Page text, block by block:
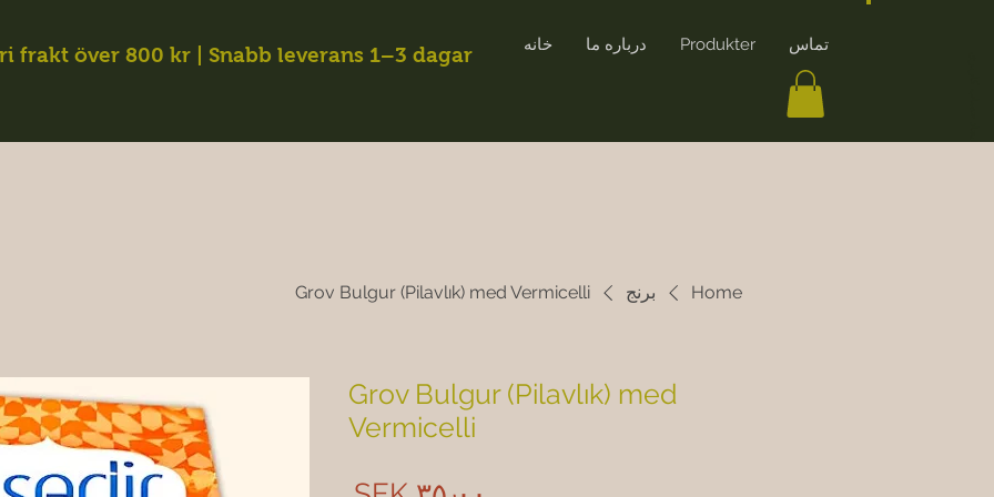
frakt över 800 kr | Snabb leverans 1–3 dagar خانه درباره ما Produkter تماس
Home برنج Grov Bulgur (Pilavlık) med Vermicelli
Grov Bulgur (Pilavlık) med
Vermicelli